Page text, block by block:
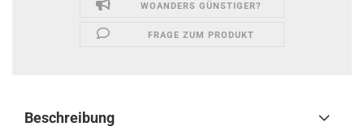
WOANDERS GÜNSTIGER?
FRAGE ZUM PRODUKT
Beschreibung